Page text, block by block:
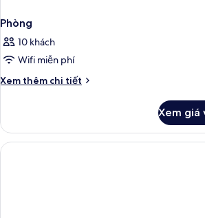
Phòng
10 khách
Wifi miễn phí
Xem thêm chi tiết
Chi
Phòng
Xem giá